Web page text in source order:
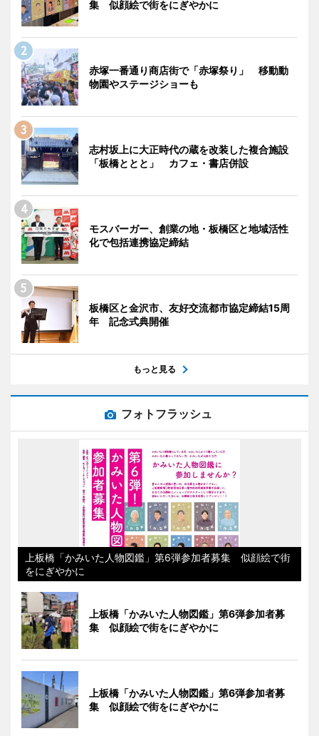
集 似顔絵で街をにぎやかに
赤塚一番通り商店街で「赤塚祭り」 移動動
物園やステージショーも
志村坂上に大正時代の蔵を改装した複合施設
「板橋ととと」 カフェ・書店併設
モスバーガー、創業の地・板橋区と地域活性
化で包括連携協定締結
板橋区と金沢市、友好交流都市協定締結15周
年 記念式典開催
もっと見る
フォトフラッシュ
上板橋「かみいた人物図鑑」第6弾参加者募集 似顔絵で街
をにぎやかに
上板橋「かみいた人物図鑑」第6弾参加者募
集 似顔絵で街をにぎやかに
上板橋「かみいた人物図鑑」第6弾参加者募
集 似顔絵で街をにぎやかに